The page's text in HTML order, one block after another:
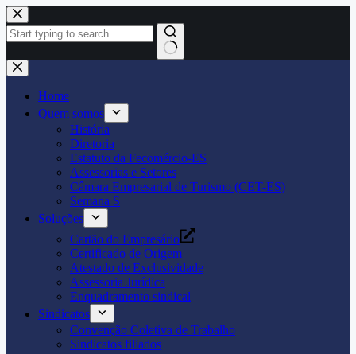
Pular
para
o
Home
Quem somos
História
Diretoria
Estatuto da Fecomércio-ES
Assessorias e Setores
Câmara Empresarial de Turismo (CET-ES)
Semana S
Soluções
Cartão do Empresário
Certificado de Origem
Atestado de Exclusividade
Assessoria Jurídica
Enquadramento sindical
Sindicatos
Convenção Coletiva de Trabalho
Sindicatos filiados